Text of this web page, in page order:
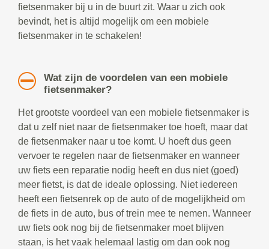
fietsenmaker bij u in de buurt zit. Waar u zich ook
bevindt, het is altijd mogelijk om een mobiele
fietsenmaker in te schakelen!
Wat zijn de voordelen van een mobiele
fietsenmaker?
Het grootste voordeel van een mobiele fietsenmaker is
dat u zelf niet naar de fietsenmaker toe hoeft, maar dat
de fietsenmaker naar u toe komt. U hoeft dus geen
vervoer te regelen naar de fietsenmaker en wanneer
uw fiets een reparatie nodig heeft en dus niet (goed)
meer fietst, is dat de ideale oplossing. Niet iedereen
heeft een fietsenrek op de auto of de mogelijkheid om
de fiets in de auto, bus of trein mee te nemen. Wanneer
uw fiets ook nog bij de fietsenmaker moet blijven
staan, is het vaak helemaal lastig om dan ook nog